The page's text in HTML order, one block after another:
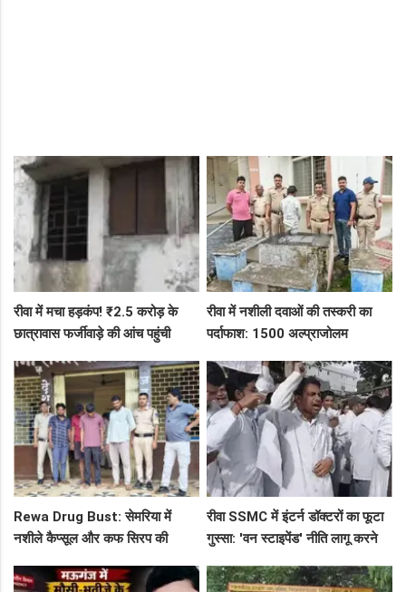
रीवा में मचा हड़कंप! ₹2.5 करोड़ के
छात्रावास फर्जीवाड़े की आंच पहुंची
एक्शन लेटर
रीवा में नशीली दवाओं की तस्करी का
पर्दाफाश: 1500 अल्प्राजोलम
सप्लाई चेन
Rewa Drug Bust: सेमरिया में
नशीले कैप्सूल और कफ सिरप की
के पीछे
रीवा SSMC में इंटर्न डॉक्टरों का फूटा
गुस्सा: 'वन स्टाइपेंड' नीति लागू करने
छात्र